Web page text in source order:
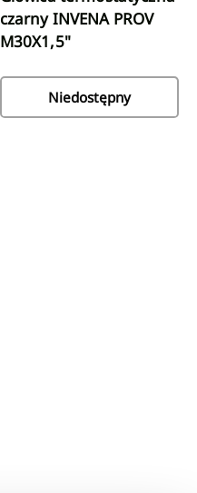
czarny INVENA PROV
M30X1,5"
Niedostępny
zespolony jednootworowy